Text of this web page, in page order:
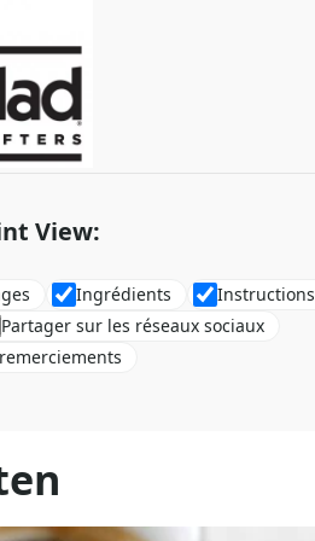
View:
Ingrédients
Instructions
Partager sur les réseaux sociaux